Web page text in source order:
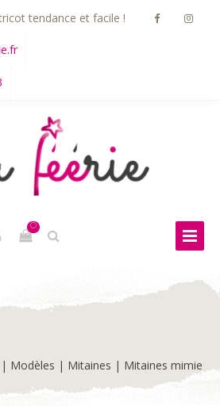
tendance et facile !
0
| Modèles | Mitaines | Mitaines mimie